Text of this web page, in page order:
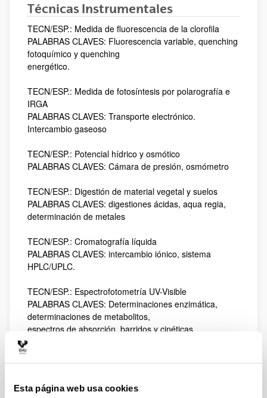
Esta página web usa cookies
Técnicas Instrumentales
TECN/ESP.: Medida de fluorescencia de la clorofila
PALABRAS CLAVES: Fluorescencia variable, quenching
fotoquímico y quenching
energético.
TECN/ESP.: Medida de fotosíntesis por polarografía e
IRGA
PALABRAS CLAVES: Transporte electrónico.
Intercambio gaseoso
TECN/ESP.: Potencial hídrico y osmótico
PALABRAS CLAVES: Cámara de presión, osmómetro
TECN/ESP.: Digestión de material vegetal y suelos
PALABRAS CLAVES: digestiones ácidas, aqua regia,
determinación de metales
TECN/ESP.: Cromatografía líquida
PALABRAS CLAVES: intercambio iónico, sistema
HPLC/UPLC.
TECN/ESP.: Espectrofotometría UV-Visible
PALABRAS CLAVES: Determinaciones enzimática,
determinaciones de metabolitos,
espectros de absorción, barridos y cinéticas
enzimáticas
TECN/ESP.: Microscopía
imagen